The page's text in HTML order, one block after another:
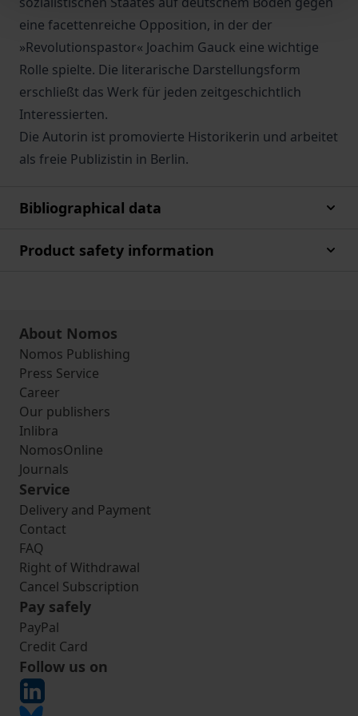
eine facettenreiche Opposition, in der der
»Revolutionspastor« Joachim Gauck eine wichtige
Rolle spielte. Die literarische Darstellungsform
erschließt das Werk für jeden zeitgeschichtlich
Interessierten.
Die Autorin ist promovierte Historikerin und arbeitet
als freie Publizistin in Berlin.
Bibliographical data
Product safety information
About Nomos
Nomos Publishing
Press Service
Career
Our publishers
Inlibra
NomosOnline
Journals
Service
Delivery and Payment
Contact
FAQ
Right of Withdrawal
Cancel Subscription
Pay safely
PayPal
Credit Card
Follow us on